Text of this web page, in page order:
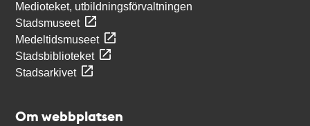
Medioteket, utbildningsförvaltningen
Stadsmuseet
Medeltidsmuseet
Stadsbiblioteket
Stadsarkivet
Om webbplatsen